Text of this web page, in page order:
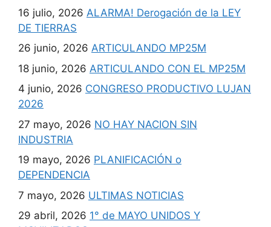
16 julio, 2026 ALARMA! Derogación de la LEY
DE TIERRAS
26 junio, 2026 ARTICULANDO MP25M
18 junio, 2026 ARTICULANDO CON EL MP25M
4 junio, 2026 CONGRESO PRODUCTIVO LUJAN
2026
27 mayo, 2026 NO HAY NACION SIN
INDUSTRIA
19 mayo, 2026 PLANIFICACIÓN o
DEPENDENCIA
7 mayo, 2026 ULTIMAS NOTICIAS
29 abril, 2026 1° de MAYO UNIDOS Y